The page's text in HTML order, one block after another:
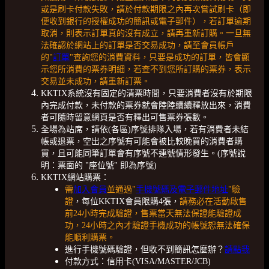
或是刷卡付款失敗，請於付款期限之內再次嘗試刷卡（即
便收到銀行的授權成功的簡訊或電子郵件），若訂單逾期
取消，則表示訂單真的沒有成立，請再重新訂購。一旦無
法確認於網站上的訂單是否交易成功，請至會員帳戶
的"訂單"查詢您的消費資料，只要是成功的訂單，皆會顯
示您所消費的票券明細，若查不到您所訂購的票券，表示
交易並未成功，請重新訂票。
KKTIX系統沒有固定的清票時間，只要消費者沒有於期限
內完成付款，未付款的票券就會陸陸續續釋放出來，消費
者可隨時留意網頁是否有釋出可售票券張數。
全場為站席，請依(各區)序號排隊入場，若有消費者未結
帳或退票，空出之序號有可能會被比較晚買的消費者購
買，且可能同筆訂單會有序號不連號情形發生。(序號說
明：票面的 "座位號" 即為序號)
KKTIX網站購票：
需加入會員 並通過"手機號碼及電子郵件地址"驗
證 ，每位KKTIX會員限購4張， 請務必在活動啟售
前24小時完成驗證，售票當天無法保證能驗證成
功，24小時之內才驗證手機成功的帳號恕無法確保
能順利購票。
進行手機號碼驗證，但收不到簡訊怎麼辦？ 請點我
付款方式：信用卡(VISA/MASTER/JCB)